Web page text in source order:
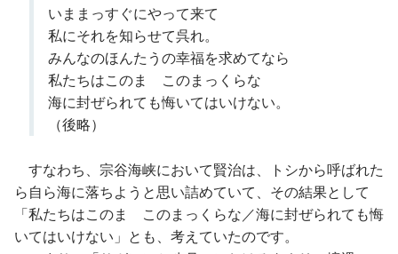
いままっすぐにやって来て
私にそれを知らせて呉れ。
みんなのほんたうの幸福を求めてなら
私たちはこのまゝこのまっくらな
海に封ぜられても悔いてはいけない。
（後略）
すなわち、宗谷海峡において賢治は、トシから呼ばれた
ら自ら海に落ちようと思い詰めていて、その結果として
「私たちはこのまゝこのまっくらな／海に封ぜられても悔
いてはいけない」とも、考えていたのです。